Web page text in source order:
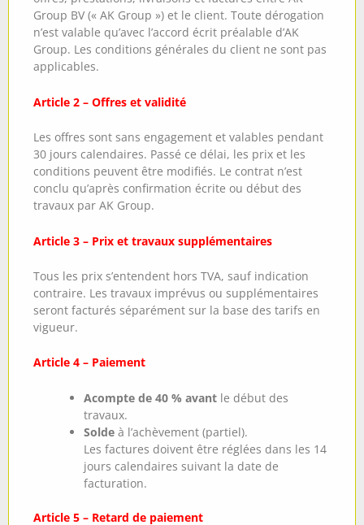
Group BV (« AK Group ») et le client. Toute dérogation
n’est valable qu’avec l’accord écrit préalable d’AK
Group. Les conditions générales du client ne sont pas
applicables.
Article 2 – Offres et validité
Les offres sont sans engagement et valables pendant
30 jours calendaires. Passé ce délai, les prix et les
conditions peuvent être modifiés. Le contrat n’est
conclu qu’après confirmation écrite ou début des
travaux par AK Group.
Article 3 – Prix et travaux supplémentaires
Tous les prix s’entendent hors TVA, sauf indication
contraire. Les travaux imprévus ou supplémentaires
seront facturés séparément sur la base des tarifs en
vigueur.
Article 4 – Paiement
Acompte de 40 % avant le début des
travaux.
Solde à l’achèvement (partiel).
Les factures doivent être réglées dans les 14
jours calendaires suivant la date de
facturation.
Article 5 – Retard de paiement